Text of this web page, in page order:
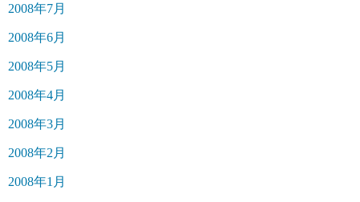
2008年7月
2008年6月
2008年5月
2008年4月
2008年3月
2008年2月
2008年1月